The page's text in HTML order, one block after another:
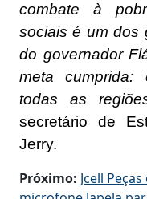
combate à
sociais é um dos
do governador
meta cumprida:
todas as
secretário de
Jerry.
Próximo: Jcell